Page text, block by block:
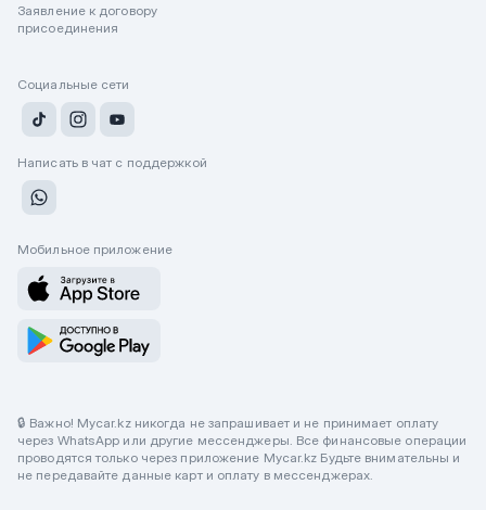
Заявление к договору
присоединения
Социальные сети
Написать в чат с поддержкой
Мобильное приложение
🔒 Важно! Mycar.kz никогда не запрашивает и не принимает оплату
через WhatsApp или другие мессенджеры. Все финансовые операции
проводятся только через приложение Mycar.kz Будьте внимательны и
не передавайте данные карт и оплату в мессенджерах.